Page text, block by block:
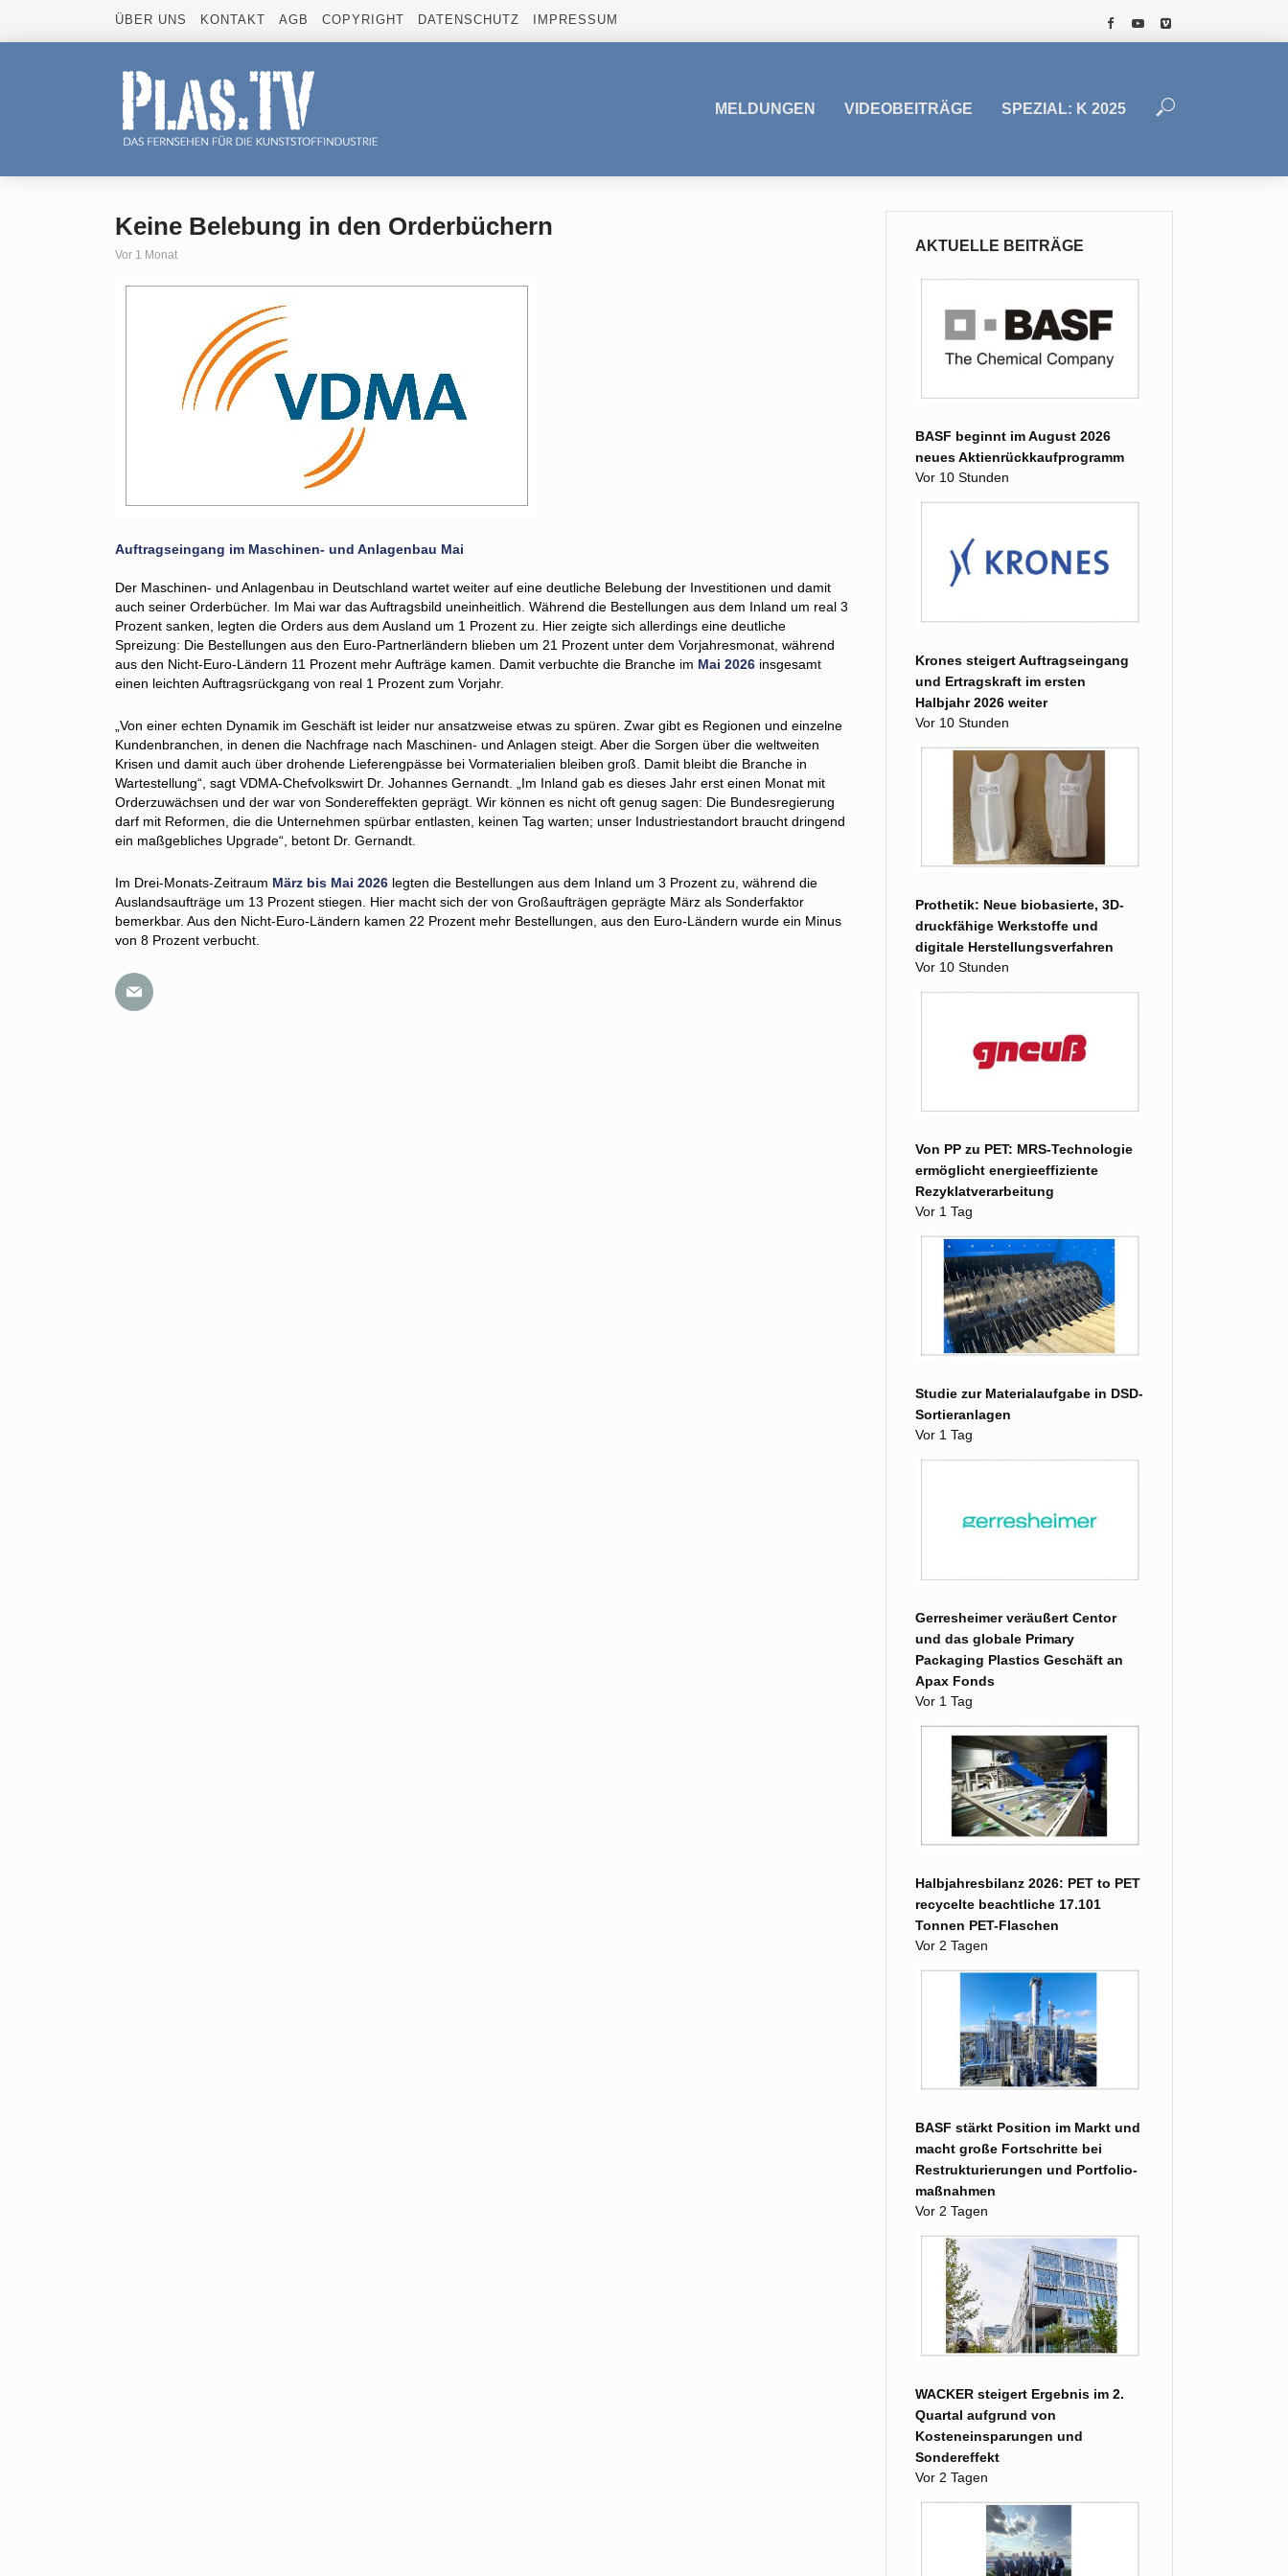
ÜBER UNS KONTAKT AGB COPYRIGHT DATENSCHUTZ IMPRESSUM
MELDUNGEN VIDEOBEITRÄGE SPEZIAL: K 2025
Keine Belebung in den Orderbüchern
Vor 1 Monat
Auftragseingang im Maschinen- und Anlagenbau Mai
Der Maschinen- und Anlagenbau in Deutschland wartet weiter auf eine deutliche Belebung der Investitionen und damit
auch seiner Orderbücher. Im Mai war das Auftragsbild uneinheitlich. Während die Bestellungen aus dem Inland um real 3
Prozent sanken, legten die Orders aus dem Ausland um 1 Prozent zu. Hier zeigte sich allerdings eine deutliche
Spreizung: Die Bestellungen aus den Euro-Partnerländern blieben um 21 Prozent unter dem Vorjahresmonat, während
aus den Nicht-Euro-Ländern 11 Prozent mehr Aufträge kamen. Damit verbuchte die Branche im Mai 2026 insgesamt
einen leichten Auftragsrückgang von real 1 Prozent zum Vorjahr.
„Von einer echten Dynamik im Geschäft ist leider nur ansatzweise etwas zu spüren. Zwar gibt es Regionen und einzelne
Kundenbranchen, in denen die Nachfrage nach Maschinen- und Anlagen steigt. Aber die Sorgen über die weltweiten
Krisen und damit auch über drohende Lieferengpässe bei Vormaterialien bleiben groß. Damit bleibt die Branche in
Wartestellung“, sagt VDMA-Chefvolkswirt Dr. Johannes Gernandt. „Im Inland gab es dieses Jahr erst einen Monat mit
Orderzuwächsen und der war von Sondereffekten geprägt. Wir können es nicht oft genug sagen: Die Bundesregierung
darf mit Reformen, die die Unternehmen spürbar entlasten, keinen Tag warten; unser Industriestandort braucht dringend
ein maßgebliches Upgrade“, betont Dr. Gernandt.
Im Drei-Monats-Zeitraum März bis Mai 2026 legten die Bestellungen aus dem Inland um 3 Prozent zu, während die
Auslandsaufträge um 13 Prozent stiegen. Hier macht sich der von Großaufträgen geprägte März als Sonderfaktor
bemerkbar. Aus den Nicht-Euro-Ländern kamen 22 Prozent mehr Bestellungen, aus den Euro-Ländern wurde ein Minus
von 8 Prozent verbucht.
AKTUELLE BEITRÄGE
BASF beginnt im August 2026
neues Aktienrückkaufprogramm
Vor 10 Stunden
Krones steigert Auftragseingang
und Ertragskraft im ersten
Halbjahr 2026 weiter
Vor 10 Stunden
Prothetik: Neue biobasierte, 3D-
druckfähige Werkstoffe und
digitale Herstellungsverfahren
Vor 10 Stunden
Von PP zu PET: MRS-Technologie
ermöglicht energieeffiziente
Rezyklatverarbeitung
Vor 1 Tag
Studie zur Materialaufgabe in DSD-
Sortieranlagen
Vor 1 Tag
Gerresheimer veräußert Centor
und das globale Primary
Packaging Plastics Geschäft an
Apax Fonds
Vor 1 Tag
Halbjahresbilanz 2026: PET to PET
recycelte beachtliche 17.101
Tonnen PET-Flaschen
Vor 2 Tagen
BASF stärkt Position im Markt und
macht große Fort­schritte bei
Restruk­turierungen und Portfolio­
maß­nahmen
Vor 2 Tagen
WACKER steigert Ergebnis im 2.
Quartal aufgrund von
Kosteneinsparungen und
Sondereffekt
Vor 2 Tagen